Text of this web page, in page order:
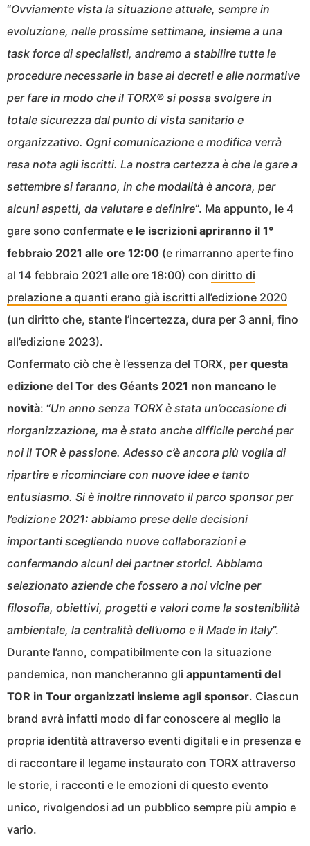
“Ovviamente vista la situazione attuale, sempre in
evoluzione, nelle prossime settimane, insieme a una
task force di specialisti, andremo a stabilire tutte le
procedure necessarie in base ai decreti e alle normative
per fare in modo che il TORX® si possa svolgere in
totale sicurezza dal punto di vista sanitario e
organizzativo. Ogni comunicazione e modifica verrà
resa nota agli iscritti. La nostra certezza è che le gare a
settembre si faranno, in che modalità è ancora, per
alcuni aspetti, da valutare e definire“. Ma appunto, le 4
gare sono confermate e le iscrizioni apriranno il 1°
febbraio 2021 alle ore 12:00 (e rimarranno aperte fino
al 14 febbraio 2021 alle ore 18:00) con diritto di
prelazione a quanti erano già iscritti all’edizione 2020
(un diritto che, stante l’incertezza, dura per 3 anni, fino
all’edizione 2023).
Confermato ciò che è l’essenza del TORX, per questa
edizione del Tor des Géants 2021 non mancano le
novità: “Un anno senza TORX è stata un’occasione di
riorganizzazione, ma è stato anche difficile perché per
noi il TOR è passione. Adesso c’è ancora più voglia di
ripartire e ricominciare con nuove idee e tanto
entusiasmo. Si è inoltre rinnovato il parco sponsor per
l’edizione 2021: abbiamo prese delle decisioni
importanti scegliendo nuove collaborazioni e
confermando alcuni dei partner storici. Abbiamo
selezionato aziende che fossero a noi vicine per
filosofia, obiettivi, progetti e valori come la sostenibilità
ambientale, la centralità dell’uomo e il Made in Italy”.
Durante l’anno, compatibilmente con la situazione
pandemica, non mancheranno gli appuntamenti del
TOR in Tour organizzati insieme agli sponsor. Ciascun
brand avrà infatti modo di far conoscere al meglio la
propria identità attraverso eventi digitali e in presenza e
di raccontare il legame instaurato con TORX attraverso
le storie, i racconti e le emozioni di questo evento
unico, rivolgendosi ad un pubblico sempre più ampio e
vario.